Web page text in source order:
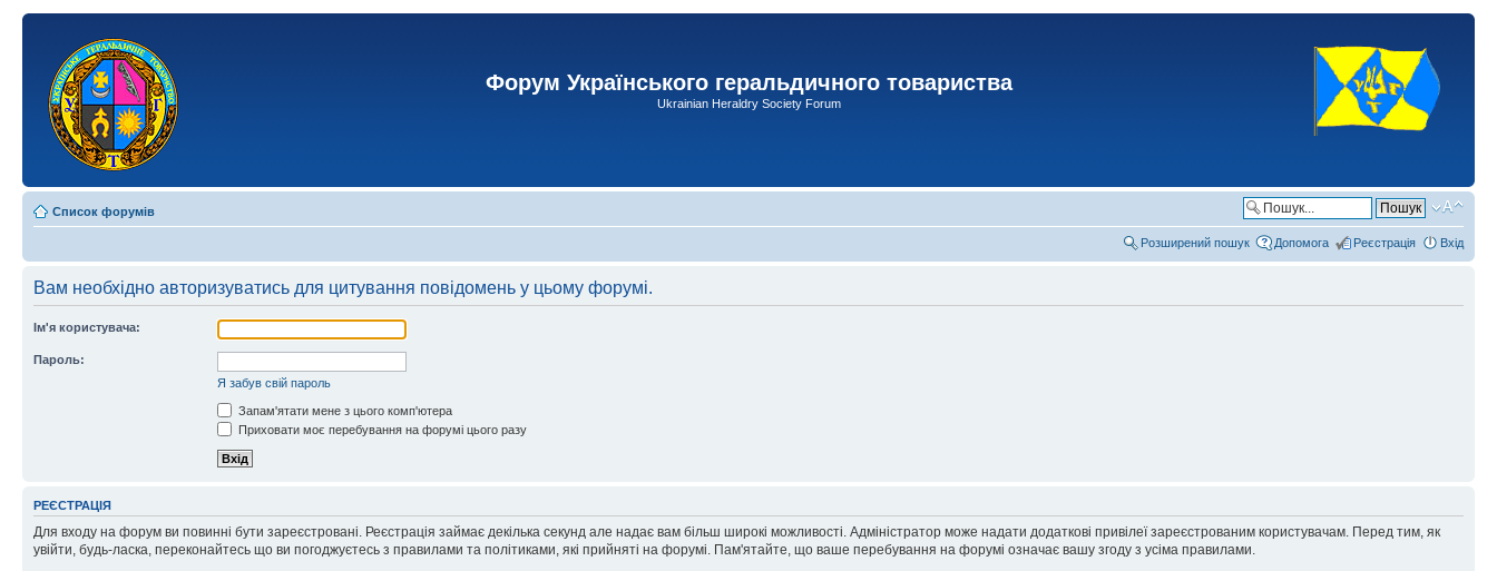
Форум Українського геральдичного товариства
Ukrainian Heraldry Society Forum
Список форумів
Розширений пошук Допомога Реєстрація Вхід
Вам необхідно авторизуватись для цитування повідомень у цьому форумі.
Ім'я користувача:
Пароль:
Я забув свій пароль
Запам'ятати мене з цього комп'ютера
Приховати моє перебування на форумі цього разу
РЕЄСТРАЦІЯ
Для входу на форум ви повинні бути зареєстровані. Реєстрація займає декілька секунд але надає вам більш широкі можливості. Адміністратор може надати додаткові привілеї зареєстрованим користувачам. Перед тим, як
увійти, будь-ласка, переконайтесь що ви погоджуєтесь з правилами та політиками, які прийняті на форумі. Пам'ятайте, що ваше перебування на форумі означає вашу згоду з усіма правилами.